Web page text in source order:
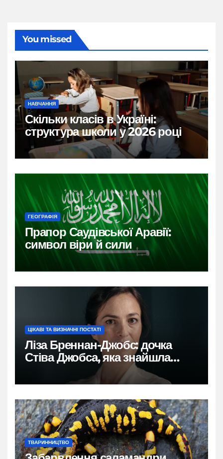
You missed
НАВЧАННЯ
Скільки класів в Україні:
структура школи у 2026 році
ГЕОГРАФІЯ
Прапор Саудівської Аравії:
символ віри й сили
ЦІКАВІ ТА ВИЗНАЧНІ ПОСТАТІ
Ліза Бреннан-Джобс: дочка
Стіва Джобса, яка знайшла
власний голос
ТВАРИННИЦТВО